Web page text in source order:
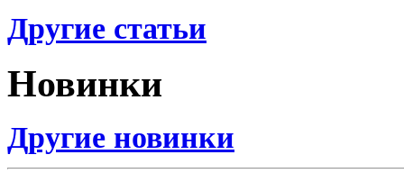
Другие статьи
Новинки
Другие новинки